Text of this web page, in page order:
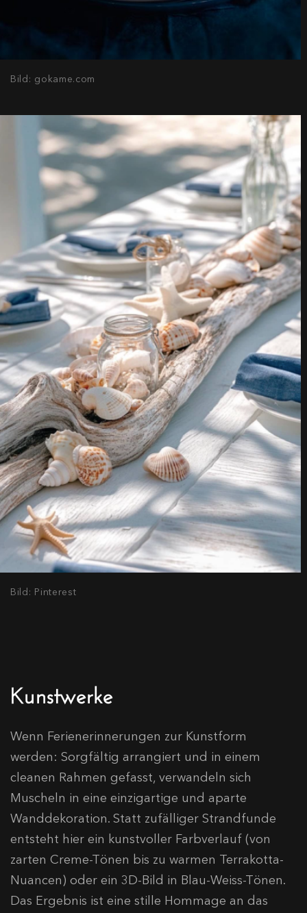
Bild: gokame.com
Bild: Pinterest
Kunstwerke
Wenn Ferienerinnerungen zur Kunstform
werden: Sorgfältig arrangiert und in einem
cleanen Rahmen gefasst, verwandeln sich
Muscheln in eine einzigartige und aparte
Wanddekoration. Statt zufälliger Strandfunde
entsteht hier ein kunstvoller Farbverlauf (von
zarten Creme-Tönen bis zu warmen Terrakotta-
Nuancen) oder ein 3D-Bild in Blau-Weiss-Tönen.
Das Ergebnis ist eine stille Hommage an das